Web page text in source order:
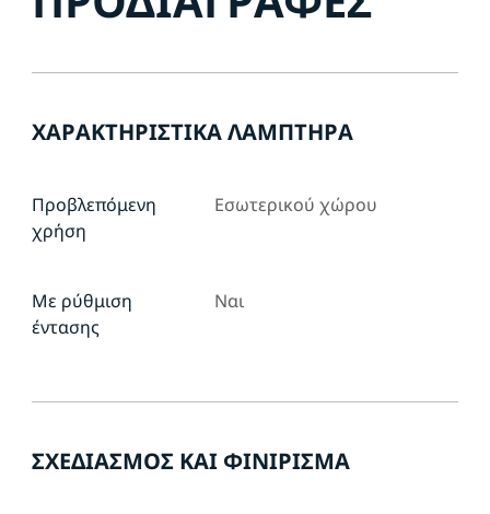
ΧΑΡΑΚΤΗΡΙΣΤΙΚΆ ΛΑΜΠΤΉΡΑ
Προβλεπόμενη
χρήση
Εσωτερικού χώρου
Με ρύθμιση
έντασης
Ναι
ΣΧΕΔΙΑΣΜΌΣ ΚΑΙ ΦΙΝΊΡΙΣΜΑ